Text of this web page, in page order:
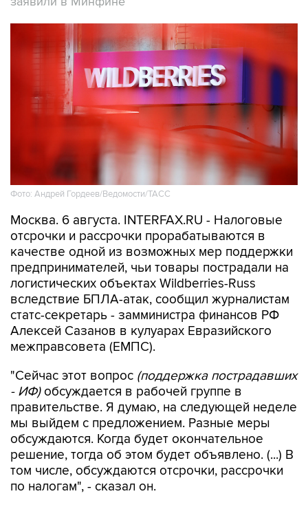
Фото: Андрей Гордеев/Ведомости/ТАСС
Москва. 6 августа. INTERFAX.RU - Налоговые
отсрочки и рассрочки прорабатываются в
качестве одной из возможных мер поддержки
предпринимателей, чьи товары пострадали на
логистических объектах Wildberries-Russ
вследствие БПЛА-атак, сообщил журналистам
статс-секретарь - замминистра финансов РФ
Алексей Сазанов в кулуарах Евразийского
межправсовета (ЕМПС).
"Сейчас этот вопрос (поддержка пострадавших
- ИФ)обсуждается в рабочей группе в
правительстве. Я думаю, на следующей неделе
мы выйдем с предложением. Разные меры
обсуждаются. Когда будет окончательное
решение, тогда об этом будет объявлено. (...) В
том числе, обсуждаются отсрочки, рассрочки
по налогам", - сказал он.